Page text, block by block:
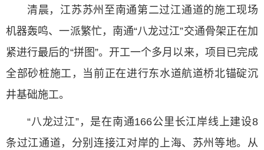
清晨，江苏苏州至南通第二过江通道的施工现场
机器轰鸣、一派繁忙，南通“八龙过江”交通骨架正在加
紧进行最后的“拼图”。开工一个多月以来，项目已完成
全部砂桩施工，当前正在进行东水道航道桥北锚碇沉
井基础施工。
“八龙过江”，是在南通166公里长江岸线上建设8
条过江通道，分别连接江对岸的上海、苏州等地。从